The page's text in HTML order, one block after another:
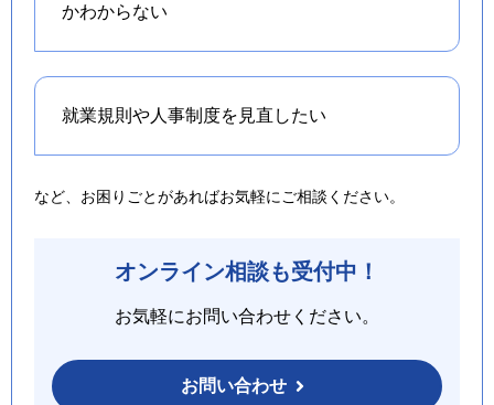
かわからない
就業規則や人事制度を 見直したい
など、お困りごとがあればお気軽にご相談ください。
オンライン相談も受付中！
お気軽にお問い合わせください。
お問い合わせ